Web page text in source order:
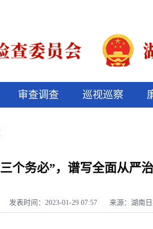
审查调查 巡视巡察
个务必”，谱写全面从严
发表时间：2023-01-29 07:57 来源：湖南